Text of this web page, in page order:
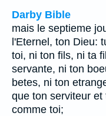
Darby Bible
mais le septieme
l'Eternel, ton Dieu:
toi, ni ton fils, ni ta
servante, ni ton
betes, ni ton
que ton serviteur
comme toi;